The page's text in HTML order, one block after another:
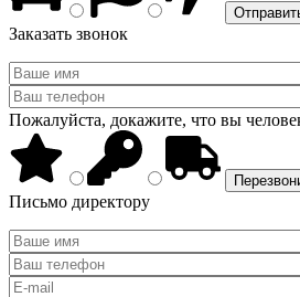
Заказать звонок
Пожалуйста, докажите, что вы
Письмо директору